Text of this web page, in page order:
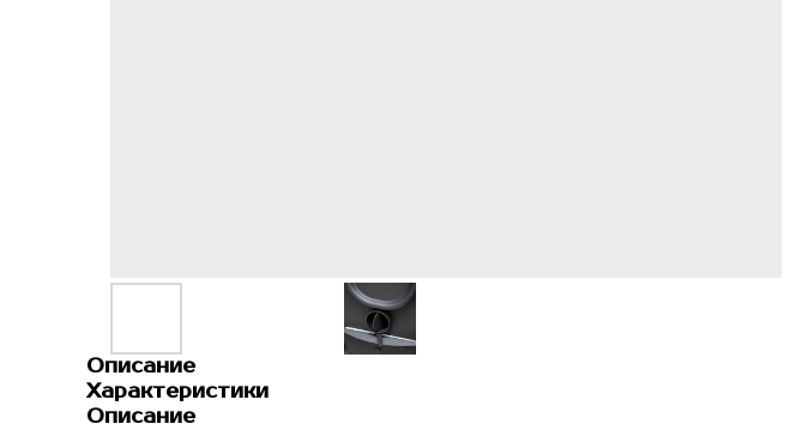
Описание
Характеристики
Описание